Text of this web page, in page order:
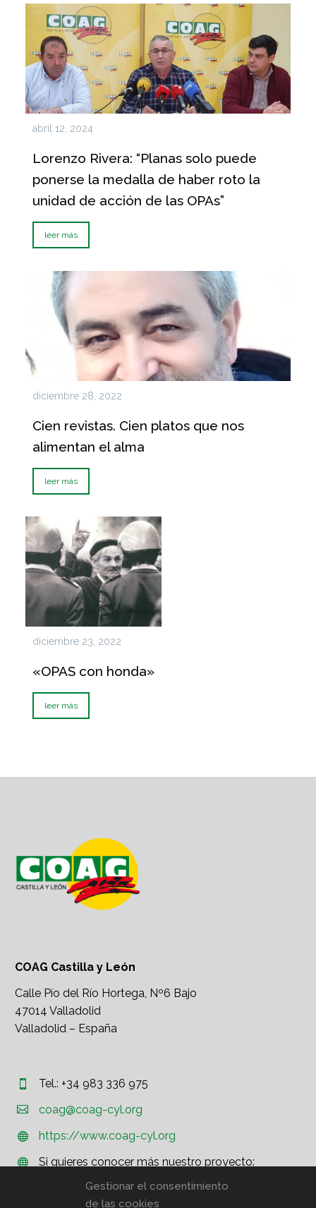
Gestionar el consentimiento
de las cookies
abril 12, 2024
Lorenzo Rivera: “Planas solo puede
ponerse la medalla de haber roto la
unidad de acción de las OPAs”
leer más
diciembre 28, 2022
Cien revistas. Cien platos que nos
alimentan el alma
leer más
diciembre 23, 2022
«OPAS con honda»
leer más
COAG Castilla y León
Calle Pío del Río Hortega, Nº6 Bajo
47014 Valladolid
Valladolid – España

 Tel.: +34 983 336 975

 coag@coag-cyl.org

 https://www.coag-cyl.org


Si quieres conocer más nuestro proyecto:
http://www.coag.org